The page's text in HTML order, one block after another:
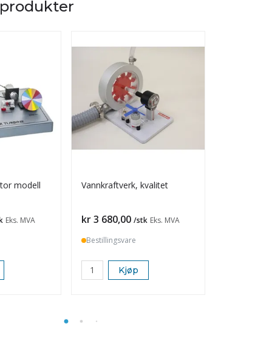
modell
Eks. MVA
Vannkraftverk, kvalitet
Pris
kr 3 680,00 /stk Eks. MVA
Bestillingsvare
Kjøp